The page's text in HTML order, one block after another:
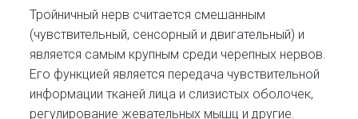
Тройничный нерв считается смешанным
(чувствительный, сенсорный и двигательный) и
является самым крупным среди черепных нервов.
Его функцией является передача чувствительной
информации тканей лица и слизистых оболочек,
регулирование жевательных мышц и другие.